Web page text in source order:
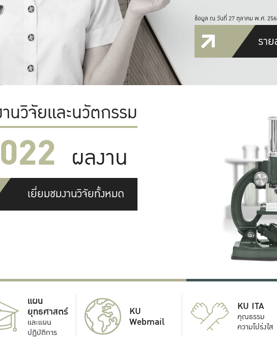
ข้อมูล ณ วันที่ 27 ตุลาคม พ.ศ.
รา
นวิจัยและนวัตกรรม
ผลงาน
เยี่ยมชมงานวิจัยทั้งหมด
แผน
ยุทธศาสตร์
และแผน
ปฏิบัติการ
KU
Webmail
KU ITA
คุณธรรม
ความโปร่งใส